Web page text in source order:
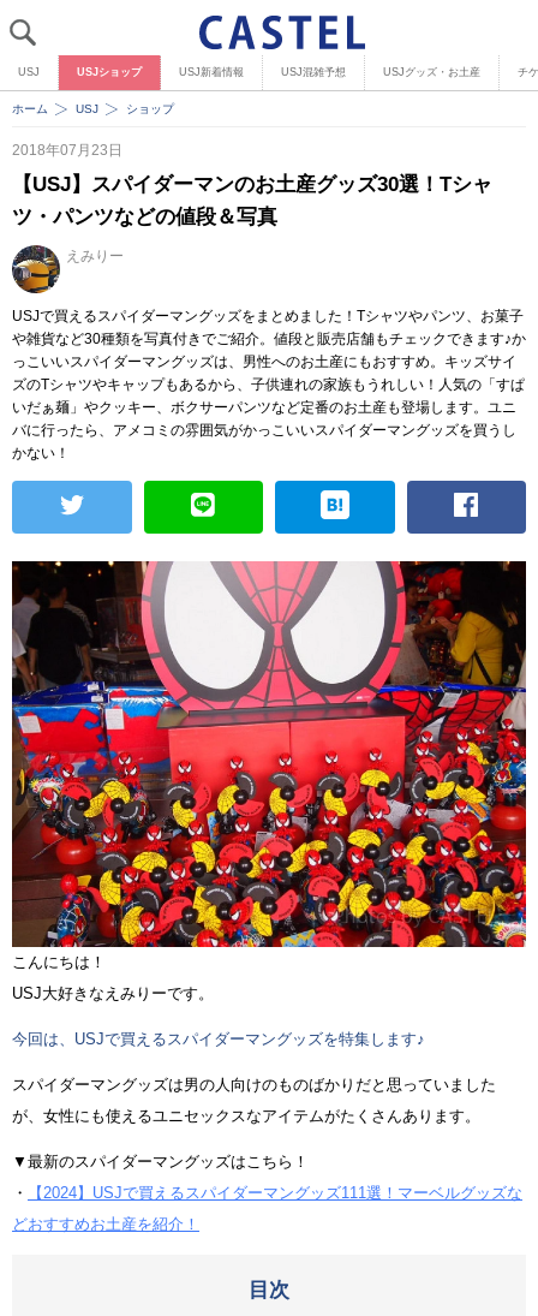
USJ USJショップ USJ新着情報 USJ混雑予想 USJグッズ・お土産 チ
ホーム USJ ショップ
2018年07月23日
【USJ】スパイダーマンのお土産グッズ30選！Tシャ
ツ・パンツなどの値段＆写真
えみりー
USJで買えるスパイダーマングッズをまとめました！Tシャツやパンツ、お菓子
や雑貨など30種類を写真付きでご紹介。値段と販売店舗もチェックできます♪か
っこいいスパイダーマングッズは、男性へのお土産にもおすすめ。キッズサイ
ズのTシャツやキャップもあるから、子供連れの家族もうれしい！人気の「すぱ
いだぁ麺」やクッキー、ボクサーパンツなど定番のお土産も登場します。ユニ
バに行ったら、アメコミの雰囲気がかっこいいスパイダーマングッズを買うし
かない！
こんにちは！
USJ大好きなえみりーです。
今回は、USJで買えるスパイダーマングッズを特集します♪
スパイダーマングッズは男の人向けのものばかりだと思っていました
が、女性にも使えるユニセックスなアイテムがたくさんあります。
▼最新のスパイダーマングッズはこちら！
・
【2024】USJで買えるスパイダーマングッズ111選！マーベルグッズな
どおすすめお土産を紹介！
目次